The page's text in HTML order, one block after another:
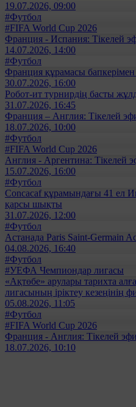
19.07.2026, 09:00
#Футбол
#FIFA World Cup 2026
Франция - Испания: Тікелей
14.07.2026, 14:00
#Футбол
Франция құрамасы бапкерімен
30.07.2026, 16:00
Робот-ит турнирдің басты
31.07.2026, 16:45
Франция – Англия: Тікелей
18.07.2026, 10:00
#Футбол
#FIFA World Cup 2026
Англия - Аргентина: Тікелей
15.07.2026, 16:00
#Футбол
Concacaf құрамындағы 41 ел
қарсы шықты
31.07.2026, 12:00
#Футбол
Астанада Paris Saint-Germain
04.08.2026, 16:40
#Футбол
#УЕФА Чемпиондар лигасы
«Ақтөбе» арулары тарихта
лигасының іріктеу кезеңінің
05.08.2026, 11:05
#Футбол
#FIFA World Cup 2026
Франция - Англия: Тікелей
18.07.2026, 10:10